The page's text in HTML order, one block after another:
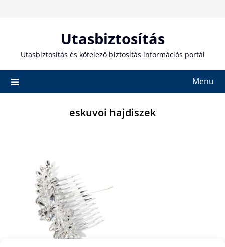
Utasbiztosítás
Utasbiztosítás és kötelező biztosítás információs portál
Menu
eskuvoi hajdiszek